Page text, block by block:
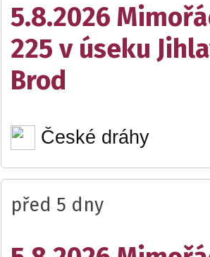
5.8.2026
225 v úseku
Brod
České dráhy
před 5 dny